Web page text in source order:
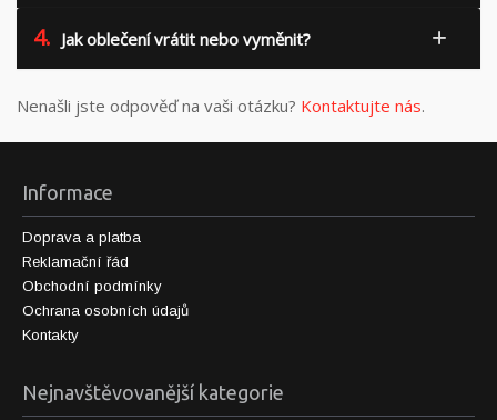
4. Jak oblečení vrátit nebo vyměnit?
Nenašli jste odpověď na vaši otázku? Kontaktujte nás.
Informace
Doprava a platba
Reklamační řád
Obchodní podmínky
Ochrana osobních údajů
Kontakty
Nejnavštěvovanější kategorie